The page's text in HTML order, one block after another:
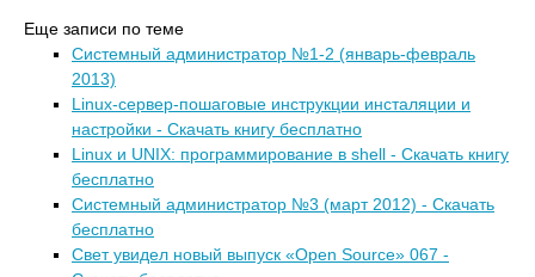
Еще записи по теме
Системный администратор №1-2 (январь-февраль
2013)
Linux-сервер-пошаговые инструкции инсталяции и
настройки - Скачать книгу бесплатно
Linux и UNIX: программирование в shell - Скачать книгу
бесплатно
Системный администратор №3 (март 2012) - Скачать
бесплатно
Свет увидел новый выпуск «Open Source» 067 -